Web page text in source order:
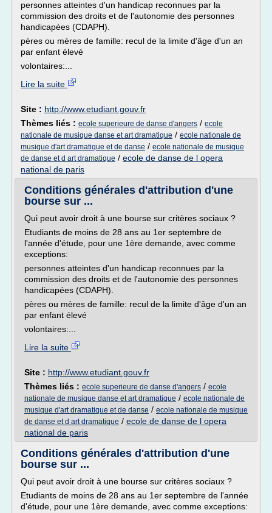
personnes atteintes d'un handicap reconnues par la
commission des droits et de l'autonomie des personnes
handicapées (CDAPH).
pères ou mères de famille: recul de la limite d'âge d'un an
par enfant élevé
volontaires:...
Lire la suite
Site : http://www.etudiant.gouv.fr
Thèmes liés : ecole superieure de danse d'angers / ecole
nationale de musique danse et art dramatique / ecole nationale de
musique d'art dramatique et de danse / ecole nationale de musique
de danse et d art dramatique / ecole de danse de l opera
national de paris
Conditions générales d'attribution d'une
bourse sur ...
Qui peut avoir droit à une bourse sur critères sociaux ?
Etudiants de moins de 28 ans au 1er septembre de
l'année d'étude, pour une 1ère demande, avec comme
exceptions:
personnes atteintes d'un handicap reconnues par la
commission des droits et de l'autonomie des personnes
handicapées (CDAPH).
pères ou mères de famille: recul de la limite d'âge d'un an
par enfant élevé
volontaires:...
Lire la suite
Site : http://www.etudiant.gouv.fr
Thèmes liés : ecole superieure de danse d'angers / ecole
nationale de musique danse et art dramatique / ecole nationale de
musique d'art dramatique et de danse / ecole nationale de musique
de danse et d art dramatique / ecole de danse de l opera
national de paris
Conditions générales d'attribution d'une
bourse sur ...
Qui peut avoir droit à une bourse sur critères sociaux ?
Etudiants de moins de 28 ans au 1er septembre de l'année
d'étude, pour une 1ère demande, avec comme exceptions: